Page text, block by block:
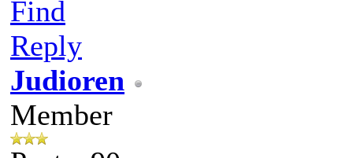
Find
Reply
Judioren
Member